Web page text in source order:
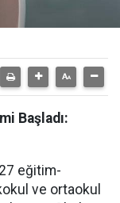
Başladı:
eğitim-
ve ortaokul